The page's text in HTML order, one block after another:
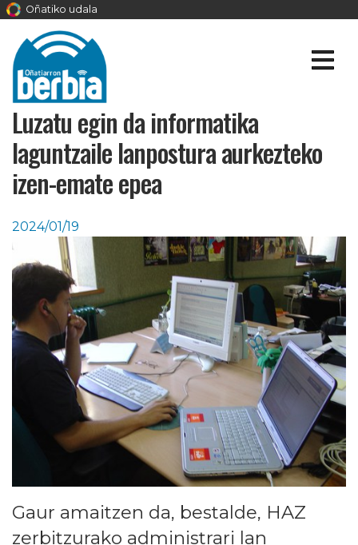
Oñatiko udala
Luzatu egin da informatika
laguntzaile lanpostura aurkezteko
izen-emate epea
2024/01/19
Gaur amaitzen da, bestalde, HAZ
zerbitzurako administrari lan